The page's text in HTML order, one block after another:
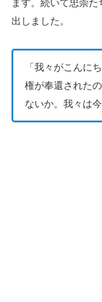
ます。続いて忠崇
出しました。
「我々がこんに
権が奉還された
ないか。我々は